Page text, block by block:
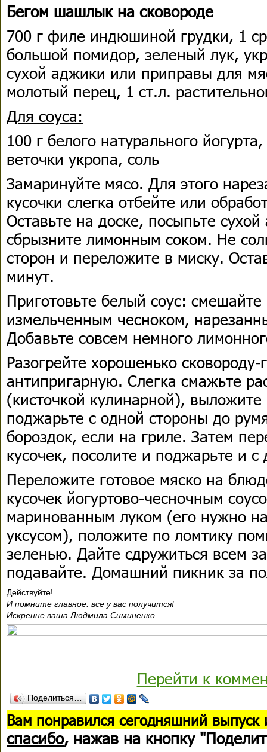
Бегом шашлык на сковороде
700 г филе индюшиной грудки, 1
большой помидор, зеленый лук,
сухой аджики или приправы для
молотый перец, 1 ст.л.
Для соуса:
100 г белого натурального
веточки укропа, соль
Замаринуйте мясо. Для этого
кусочки слегка отбейте или
Оставьте на доске, посыпьте
сбрызните лимонным соком. Не
сторон и переложите в миску.
минут.
Приготовьте белый соус:
измельченным чесноком,
Добавьте совсем немного
Разогрейте хорошенько
антипригарную. Слегка смажьте
(кисточкой кулинарной),
поджарьте с одной стороны до
бороздок, если на гриле. Затем
кусочек, посолите и поджарьте и с
Переложите готовое мяско на
кусочек йогуртово-чесночным
маринованным луком (его нужно
уксусом), положите по ломтику
зеленью. Дайте сдружиться всем
подавайте. Домашний пикник за
Действуйте!
И помните главное: все у вас получится!
Искренне ваша Людмила Симиненко
Перейти к
Поделиться…
Вам понравился сегодняшний выпуск
спасибо, нажав на кнопку